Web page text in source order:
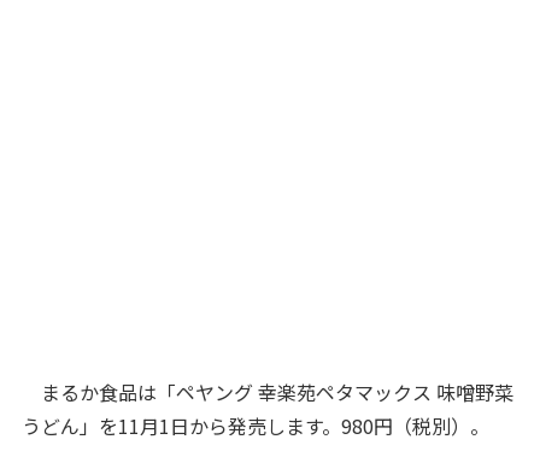
まるか食品は「ペヤング 幸楽苑ペタマックス 味噌野菜
うどん」を11月1日から発売します。980円（税別）。